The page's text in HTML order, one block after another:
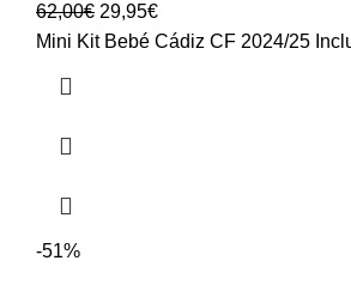
62,00€ 29,95€
Mini Kit Bebé Cádiz CF 2024/25
-51%